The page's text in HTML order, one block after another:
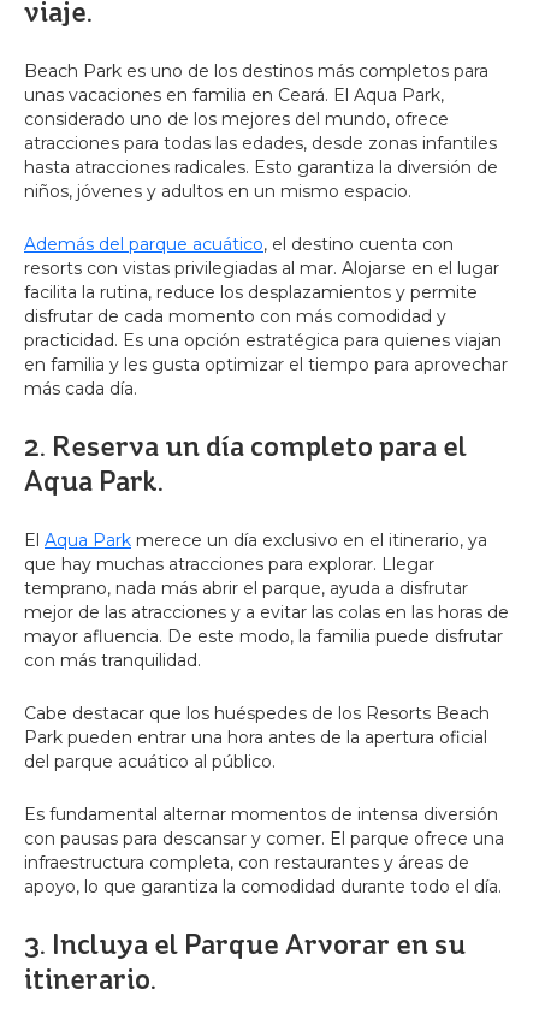
viaje.
Beach Park es uno de los destinos más completos para
unas vacaciones en familia en Ceará. El Aqua Park,
considerado uno de los mejores del mundo, ofrece
atracciones para todas las edades, desde zonas infantiles
hasta atracciones radicales. Esto garantiza la diversión de
niños, jóvenes y adultos en un mismo espacio.
Además del parque acuático, el destino cuenta con
resorts con vistas privilegiadas al mar. Alojarse en el lugar
facilita la rutina, reduce los desplazamientos y permite
disfrutar de cada momento con más comodidad y
practicidad. Es una opción estratégica para quienes viajan
en familia y les gusta optimizar el tiempo para aprovechar
más cada día.
2. Reserva un día completo para el
Aqua Park.
El Aqua Park merece un día exclusivo en el itinerario, ya
que hay muchas atracciones para explorar. Llegar
temprano, nada más abrir el parque, ayuda a disfrutar
mejor de las atracciones y a evitar las colas en las horas de
mayor afluencia. De este modo, la familia puede disfrutar
con más tranquilidad.
Cabe destacar que los huéspedes de los Resorts Beach
Park pueden entrar una hora antes de la apertura oficial
del parque acuático al público.
Es fundamental alternar momentos de intensa diversión
con pausas para descansar y comer. El parque ofrece una
infraestructura completa, con restaurantes y áreas de
apoyo, lo que garantiza la comodidad durante todo el día.
3. Incluya el Parque Arvorar en su
itinerario.